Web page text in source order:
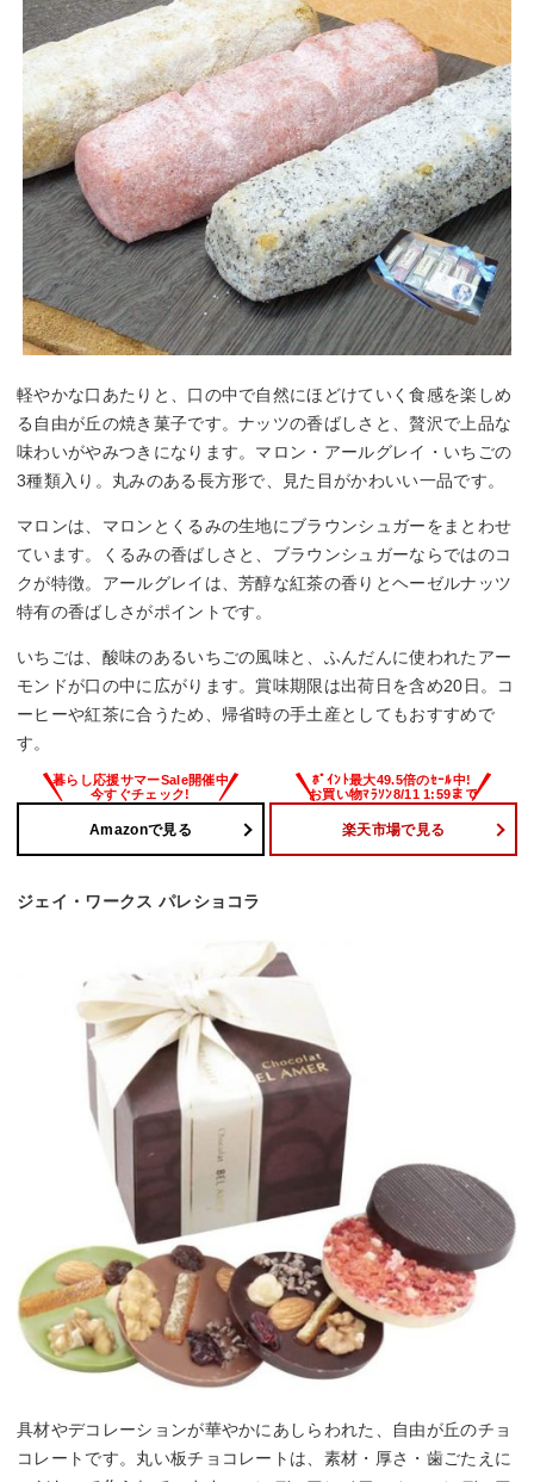
軽やかな口あたりと、口の中で自然にほどけていく食感を楽しめ
る自由が丘の焼き菓子です。ナッツの香ばしさと、贅沢で上品な
味わいがやみつきになります。マロン・アールグレイ・いちごの
3種類入り。丸みのある長方形で、見た目がかわいい一品です。
マロンは、マロンとくるみの生地にブラウンシュガーをまとわせ
ています。くるみの香ばしさと、ブラウンシュガーならではのコ
クが特徴。アールグレイは、芳醇な紅茶の香りとヘーゼルナッツ
特有の香ばしさがポイントです。
いちごは、酸味のあるいちごの風味と、ふんだんに使われたアー
モンドが口の中に広がります。賞味期限は出荷日を含め20日。コ
ーヒーや紅茶に合うため、帰省時の手土産としてもおすすめで
す。
Amazonで見る 楽天市場で見る
ジェイ・ワークス パレショコラ
具材やデコレーションが華やかにあしらわれた、自由が丘のチョ
コレートです。丸い板チョコレートは、素材・厚さ・歯ごたえに